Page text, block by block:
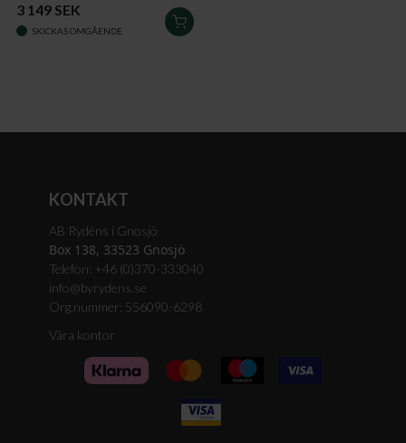
3 149 SEK
LÄGG
I
SKICKAS OMGÅENDE
KONTAKT
AB Rydéns i Gnosjö
Box 138, 33523 Gnosjö
Telefon: +46 (0)370-333040
info@byrydens.se
Org.nummer: 556090-6298
Våra kontor